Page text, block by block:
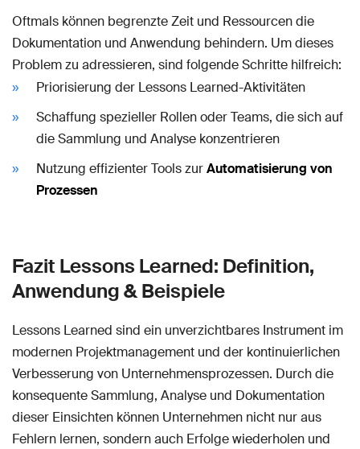
Oftmals können begrenzte Zeit und Ressourcen die
Dokumentation und Anwendung behindern. Um dieses
Problem zu adressieren, sind folgende Schritte hilfreich:
Priorisierung der Lessons Learned-Aktivitäten
Schaffung spezieller Rollen oder Teams, die sich auf
die Sammlung und Analyse konzentrieren
Nutzung effizienter Tools zurAutomatisierung von
Prozessen
Fazit Lessons Learned: Definition,
Anwendung & Beispiele
Lessons Learned sind ein unverzichtbares Instrument im
modernen Projektmanagement und der kontinuierlichen
Verbesserung von Unternehmensprozessen. Durch die
konsequente Sammlung, Analyse und Dokumentation
dieser Einsichten können Unternehmen nicht nur aus
Fehlern lernen, sondern auch Erfolge wiederholen und